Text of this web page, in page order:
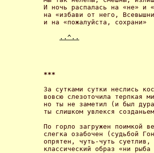
И ночь распалась на «не» и
на «избави от него,
и на «пожалуйста, сохрани»
..^..
***
За сутками сутки неслись
вовсю слезоточила терпкая
но ты не заметил (и был
ты слишком увлекся
По горло загружен поимкой
слегка озабочен (судьбой
опрятен, чуть-чуть суетлив,
классический образ «ни